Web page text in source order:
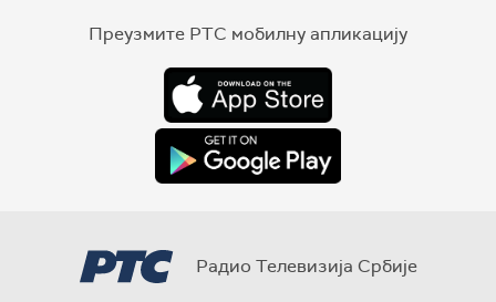
Преузмите РТС мобилну апликацију
Радио Телевизија Србије